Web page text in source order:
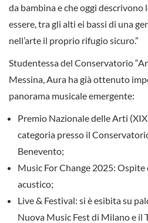
da bambina e che oggi descrivono
essere, tra gli alti ei bassi di una
nell’arte il proprio rifugio sicuro.”
Studentessa del Conservatorio
Messina, Aura ha già ottenuto
panorama musicale emergente:
Premio Nazionale delle Arti
categoria presso il
Benevento;
Music For Change 2025:
acustico;
Live & Festival: si è esibita su
Nuova Music Fest di Milano e il